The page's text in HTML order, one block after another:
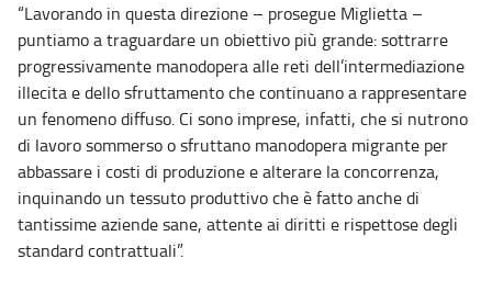
“Lavorando in questa direzione – prosegue Miglietta –
puntiamo a traguardare un obiettivo più grande: sottrarre
progressivamente manodopera alle reti dell’intermediazione
illecita e dello sfruttamento che continuano a rappresentare
un fenomeno diffuso. Ci sono imprese, infatti, che si nutrono
di lavoro sommerso o sfruttano manodopera migrante per
abbassare i costi di produzione e alterare la concorrenza,
inquinando un tessuto produttivo che è fatto anche di
tantissime aziende sane, attente ai diritti e rispettose degli
standard contrattuali”.